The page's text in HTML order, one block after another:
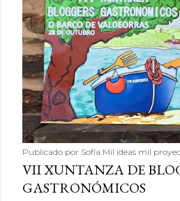
Publicado por Sofía Mil ideas mil
VII XUNTANZA DE
GASTRONÓMICOS